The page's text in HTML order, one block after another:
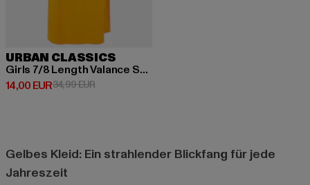
URBAN CLASSICS
Girls 7/8 Length Valance Summer Dress
14,00 EUR
Derzeitiger Preis: 14,00 EUR
34,99 EURAktionspreis: 34,99 EUR
Gelbes Kleid: Ein strahlender Blickfang für jede
Jahreszeit